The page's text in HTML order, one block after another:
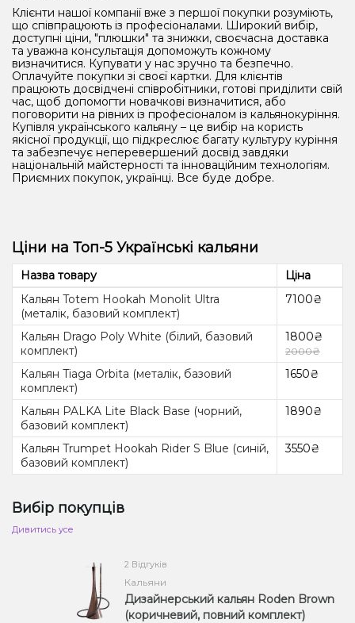
Клієнти нашої компанії вже з першої покупки розуміють,
що співпрацюють із професіоналами. Широкий вибір,
доступні ціни, "плюшки" та знижки, своєчасна доставка
та уважна консультація допоможуть кожному
визначитися. Купувати у нас зручно та безпечно.
Оплачуйте покупки зі своєї картки. Для клієнтів
працюють досвідчені співробітники, готові приділити свій
час, щоб допомогти новачкові визначитися, або
поговорити на рівних із професіоналом із кальянокуріння.
Купівля українського кальяну – це вибір на користь
якісної продукції, що підкреслює багату культуру куріння
та забезпечує неперевершений досвід завдяки
національній майстерності та інноваційним технологіям.
Приємних покупок, українці. Все буде добре.
Ціни на Топ-5 Українські кальяни
Назва товару
Ціна
Кальян Totem Hookah Monolit Ultra
(металік, базовий комплект)
7100₴
Кальян Drago Poly White (білий, базовий
комплект)
1800₴
2000₴
Кальян Tiaga Orbita (металік, базовий
комплект)
1650₴
Кальян PALKA Lite Black Base (чорний,
базовий комплект)
1890₴
Кальян Trumpet Hookah Rider S Blue (синій,
базовий комплект)
3550₴
Вибір покупців
Дивитись усе
2 Відгуків
Кальяни
Дизайнерський кальян Roden Brown
(коричневий, повний комплект)